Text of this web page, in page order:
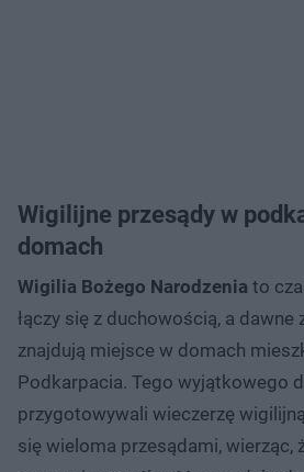
Wigilijne przesądy w
domach
Wigilia Bożego Narodzenia to
łączy się z duchowością, a dawne
znajdują miejsce w domach
Podkarpacia. Tego wyjątkowego
przygotowywali wieczerzę
się wieloma przesądami, wierząc,